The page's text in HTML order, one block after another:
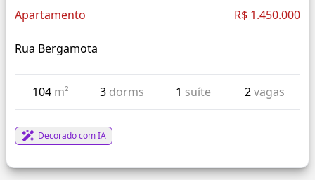
Apartamento R$ 1.450.000
Rua Bergamota
104 m² 3 dorms 1 suíte 2vagas
Decorado com IA